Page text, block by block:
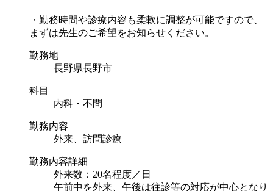
・勤務時間や診療内容も柔軟に調整が可能ですので、
まずは先生のご希望をお知らせください。
勤務地
長野県長野市
科目
内科・不問
勤務内容
外来、訪問診療
勤務内容詳細
外来数：20名程度／日
午前中を外来、午後は往診等の対応が中心となり